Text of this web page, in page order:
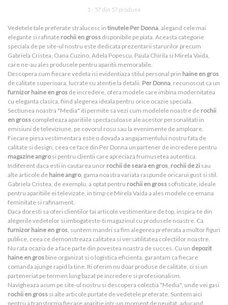
1 - 57 din 57 produse
Vedetele tale preferate stralucesc in tinutele Per Donna , alegand cele mai
elegante si rafinate rochii en gross disponibile pe piata. Aceasta categorie
speciala de pe site-ul nostru este dedicata prezentarii starurilor precum
Gabriela Cristea, Oana Cuzino, Adela Popescu, Paula Chirila si Mirela Vaida,
care ne-au ales produsele pentru aparitii memorabile.
Descopera cum fiecare vedeta isi evidentiaza stilul personal prin haine en gros
de calitate superioara, lucrate cu atentie la detalii. Per Donna , recunoscut ca un
furnizor haine en gros de incredere, ofera modele care imbina modernitatea
cu eleganta clasica, fiind alegerea ideala pentru orice ocazie speciala.
Sectiunea noastra "Media" iti permite sa vezi cum modelele noastre de rochii
en gross completeaza aparitiile spectaculoase ale acestor personalitati in
emisiuni de televiziune, pe covorul rosu sau la evenimente de amploare.
Fiecare piesa vestimentara este o dovada a angajamentului nostru fata de
calitate si design, ceea ce face din Per Donna un partener de incredere pentru
magazine angrosi pentru clientii care apreciaza frumusetea autentica.
Indiferent daca esti in cautarea unor rochii de seara en gros rochii de zi sau
alte articole de haine angro, gama noastra variata raspunde oricarui gust si stil.
Gabriela Cristea, de exemplu, a optat pentru rochii en gross sofisticate, ideale
pentru aparitiile ei televizate, in timp ce Mirela Vaida a ales modele ce emana
feminitate si rafinament.
Daca doresti sa oferi clientilor tai articole vestimentare de top, inspira-te din
alegerile vedetelor si imbogateste-ti magazinul cu produsele noastre. Ca
furnizor haine en gros , suntem mandri sa fim alegerea preferata a multor figuri
publice, ceea ce demonstreaza calitatea si versatilitatea colectiilor noastre.
Nu rata ocazia de a face parte din povestea noastra de succes. Cu un depozit
haine en gros bine organizat si o logistica eficienta, garantam ca fiecare
comanda ajunge rapid la tine. Iti oferim nu doar produse de calitate, ci si un
parteneriat pe termen lung bazat pe incredere si profesionalism.
Navigheaza acum pe site-ul nostru si descopera colectia "Media", unde vei gasi
rochii en gross si alte articole purtate de vedetele preferate. Suntem aici
pentru a transforma fiecare aparitie intr-un moment de neuitat, aducand